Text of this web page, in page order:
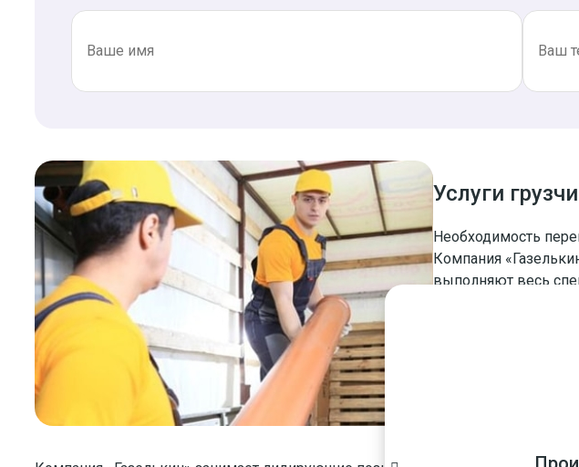
Услуги
Необходимость
Компания
выполняют весь
качественный
повреждения при